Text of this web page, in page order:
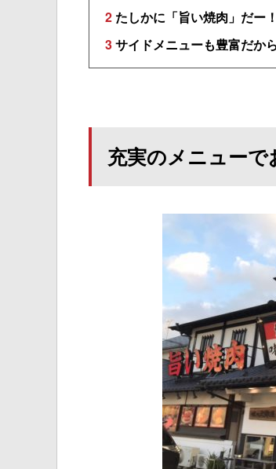
2 たしかに「旨い焼肉」だー！
3サイドメニューも豊富だか
充実のメニューで